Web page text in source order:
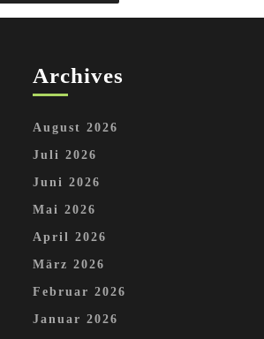
Archives
August 2026
Juli 2026
Juni 2026
Mai 2026
April 2026
März 2026
Februar 2026
Januar 2026